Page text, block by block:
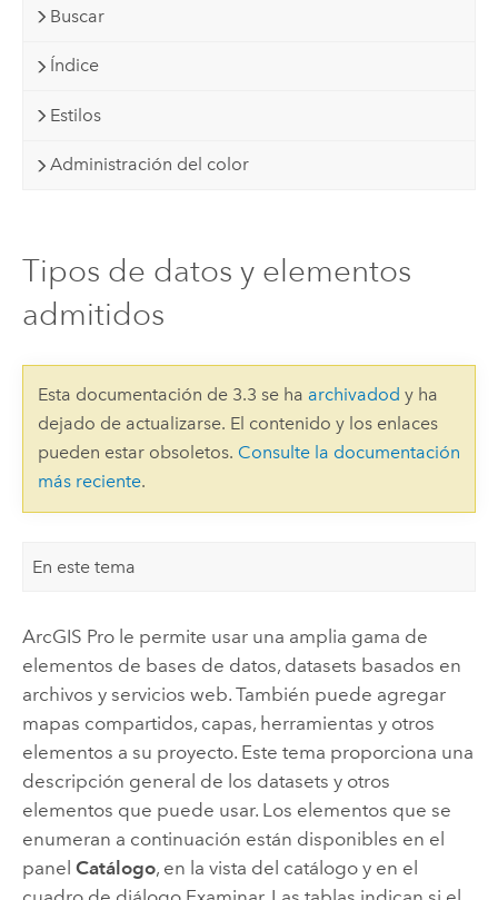
Buscar
Índice
Estilos
Administración del color
Tipos de datos y elementos
admitidos
Esta documentación de 3.3 se ha archivadod y ha
dejado de actualizarse. El contenido y los enlaces
pueden estar obsoletos. Consulte la documentación
más reciente.
En este tema
ArcGIS Prole permite usar una amplia gama de
elementos de bases de datos, datasets basados en
archivos y servicios web. También puede agregar
mapas compartidos, capas, herramientas y otros
elementos a su proyecto. Este tema proporciona una
descripción general de los datasets y otros
elementos que puede usar. Los elementos que se
enumeran a continuación están disponibles en el
panel Catálogo, en la vista del catálogo y en el